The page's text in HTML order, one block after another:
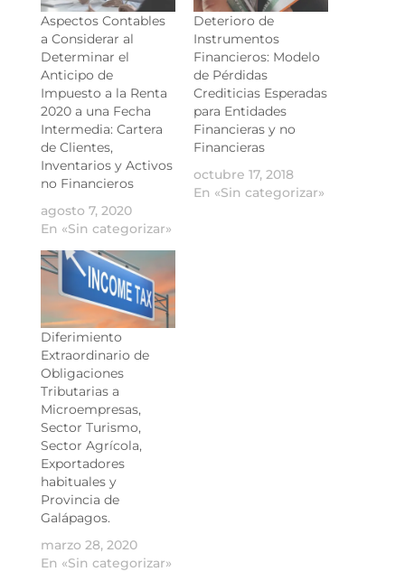
Aspectos Contables
a Considerar al
Determinar el
Anticipo de
Impuesto a la Renta
2020 a una Fecha
Intermedia: Cartera
de Clientes,
Inventarios y Activos
no Financieros
agosto 7, 2020
En «Sin categorizar»
Deterioro de
Instrumentos
Financieros: Modelo
de Pérdidas
Crediticias Esperadas
para Entidades
Financieras y no
Financieras
octubre 17, 2018
En «Sin categorizar»
Diferimiento
Extraordinario de
Obligaciones
Tributarias a
Microempresas,
Sector Turismo,
Sector Agrícola,
Exportadores
habituales y
Provincia de
Galápagos.
marzo 28, 2020
En «Sin categorizar»